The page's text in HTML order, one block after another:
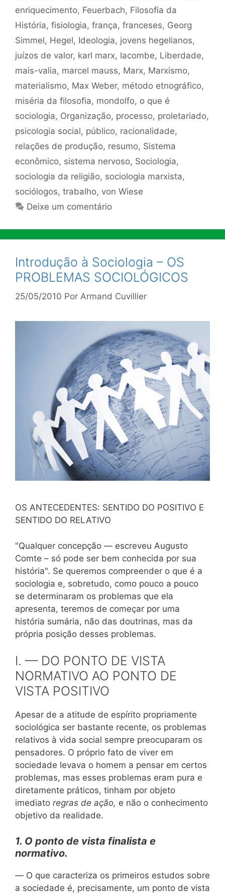
enriquecimento, Feuerbach, Filosofia da
História, fisiologia, frança, franceses, Georg
Simmel, Hegel, Ideologia, jovens hegelianos,
juízos de valor, karl marx, lacombe, Liberdade,
mais-valia, marcel mauss, Marx, Marxismo,
materialismo, Max Weber, método etnográfico,
miséria da filosofia, mondolfo, o que é
sociologia, Organização, processo, proletariado,
psicologia social, público, racionalidade,
relações de produção, resumo, Sistema
econômico, sistema nervoso, Sociologia,
sociologia da religião, sociologia marxista,
sociólogos, trabalho, von Wiese
Deixe um comentário
Introdução à Sociologia – OS
PROBLEMAS SOCIOLÓGICOS
25/05/2010 Por Armand Cuvillier
OS ANTECEDENTES: SENTIDO DO POSITIVO E
SENTIDO DO RELATIVO
"Qualquer concepção — escreveu Augusto
Comte – só pode ser bem conhecida por sua
história". Se queremos compreender o que é a
sociologia e, sobretudo, como pouco a pouco
se determinaram os problemas que ela
apresenta, teremos de começar por uma
história sumária, não das doutrinas, mas da
própria posição desses problemas.
I. — DO PONTO DE VISTA
NORMATIVO AO PONTO DE
VISTA POSITIVO
Apesar de a atitude de espírito propriamente
sociológica ser bastante recente, os problemas
relativos à vida social sempre preocuparam os
pensadores. O próprio fato de viver em
sociedade levava o homem a pensar em certos
problemas, mas esses problemas eram pura e
diretamente práticos, tinham por objeto
imediato regras de ação, e não o conhecimento
objetivo da realidade.
1. O ponto de vista finalista e
normativo.
— O que caracteriza os primeiros estudos sobre
a sociedade é, precisamente, um ponto de vista